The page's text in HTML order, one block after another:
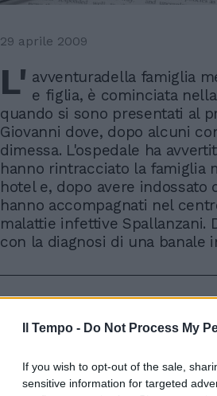
Il Tempo - Do Not Process My
If you wish to opt-out of the sale,
sensitive information for targeted
29 aprile 2009
L' avventuradella famiglia
e figlia, è cominciata
quando si sono presentati al
Giovanni dove, dopo alcuni
dimessa. L'ospedale ha
hanno rintracciato la famiglia
hotel e, dopo avere indossato
hanno accompagnati nel
malattie infettive Spallanzani.
con la diagnosi di una banale